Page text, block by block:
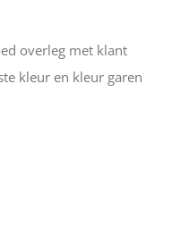
overleg met klant
kleur en kleur garen